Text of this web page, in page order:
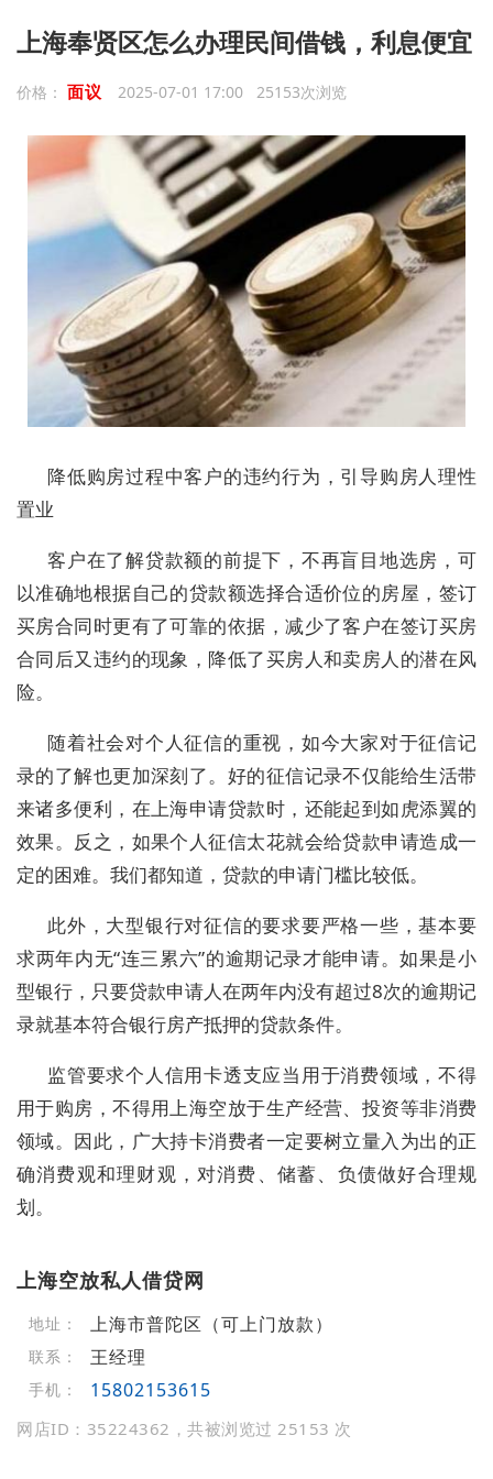
上海奉贤区怎么办理民间借钱，利息便宜
价格： 面议 2025-07-01 17:00 25153次浏览
降低购房过程中客户的违约行为，引导购房人理性
置业
客户在了解贷款额的前提下，不再盲目地选房，可
以准确地根据自己的贷款额选择合适价位的房屋，签订
买房合同时更有了可靠的依据，减少了客户在签订买房
合同后又违约的现象，降低了买房人和卖房人的潜在风
险。
随着社会对个人征信的重视，如今大家对于征信记
录的了解也更加深刻了。好的征信记录不仅能给生活带
来诸多便利，在上海申请贷款时，还能起到如虎添翼的
效果。反之，如果个人征信太花就会给贷款申请造成一
定的困难。我们都知道，贷款的申请门槛比较低。
此外，大型银行对征信的要求要严格一些，基本要
求两年内无“连三累六”的逾期记录才能申请。如果是小
型银行，只要贷款申请人在两年内没有超过8次的逾期记
录就基本符合银行房产抵押的贷款条件。
监管要求个人信用卡透支应当用于消费领域，不得
用于购房，不得用上海空放于生产经营、投资等非消费
领域。因此，广大持卡消费者一定要树立量入为出的正
确消费观和理财观，对消费、储蓄、负债做好合理规
划。
上海空放私人借贷网
地址： 上海市普陀区（可上门放款）
联系： 王经理
手机： 15802153615
网店ID：35224362，共被浏览过 25153 次